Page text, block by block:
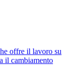
offre il lavoro su
il cambiamento